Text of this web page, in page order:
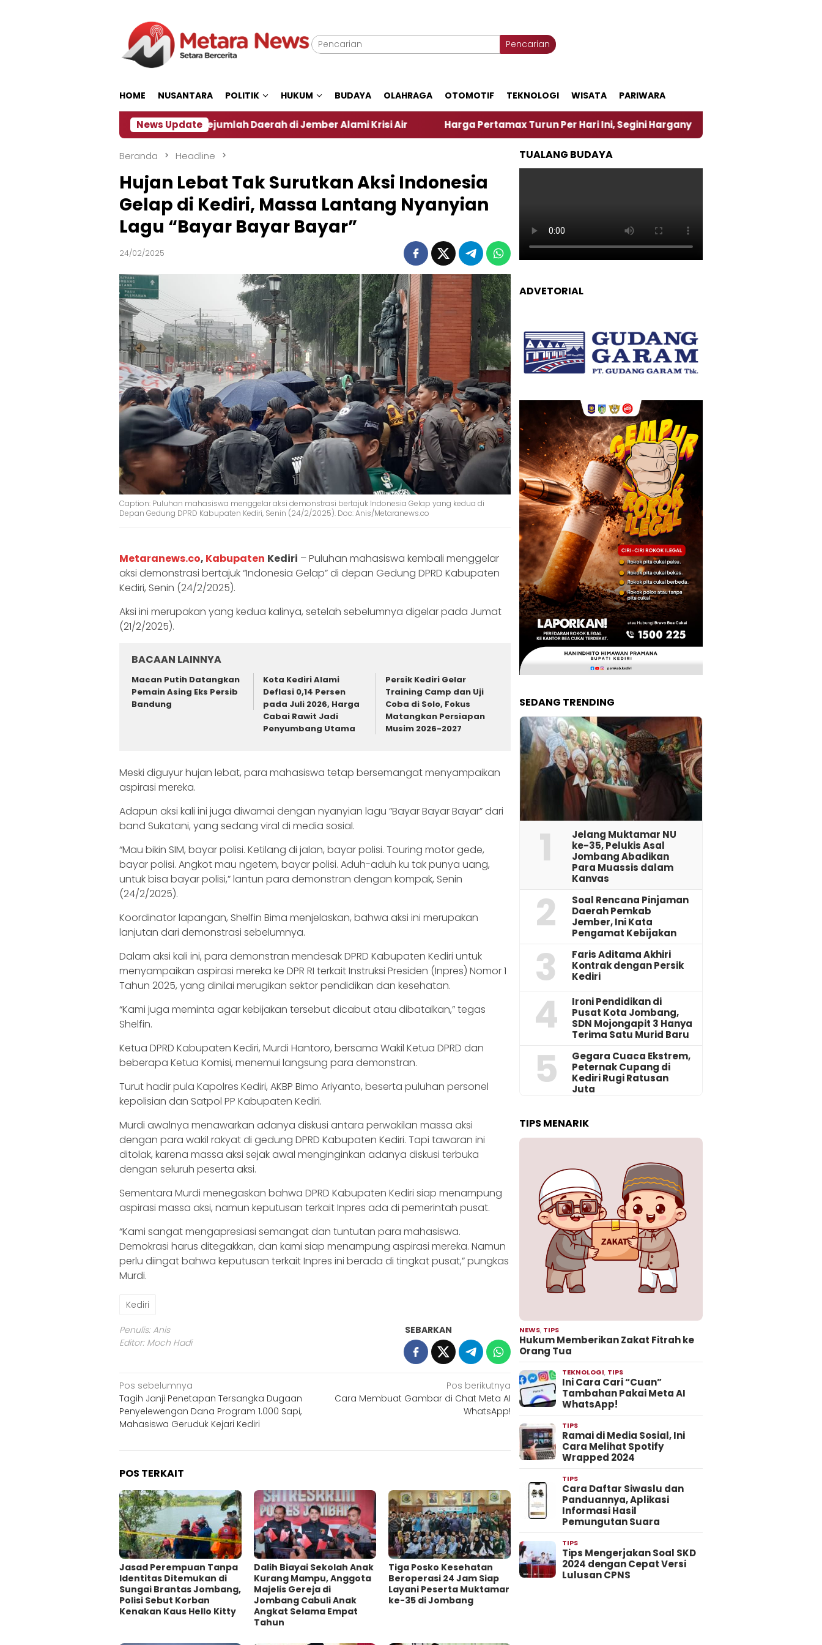
Pencarian
HOME NUSANTARA POLITIK HUKUM BUDAYA OLAHRAGA OTOMOTIF TEKNOLOGI WISATA PARIWARA
News Update
Dampak El Nino, Sejumlah Daerah di Jember Alami Krisi Air Harga Pertamax Turun Per Hari Ini, Segini Harganya ‎Nasirun Maestro Lukis
Beranda Headline
Hujan Lebat Tak Surutkan Aksi Indonesia
Gelap di Kediri, Massa Lantang Nyanyian
Lagu “Bayar Bayar Bayar”
24/02/2025
Caption: Puluhan mahasiswa menggelar aksi demonstrasi bertajuk Indonesia Gelap yang kedua di
Depan Gedung DPRD Kabupaten Kediri, Senin (24/2/2025). Doc: Anis/Metaranews.co
Metaranews.co, Kabupaten Kediri – Puluhan mahasiswa kembali menggelar
aksi demonstrasi bertajuk “Indonesia Gelap” di depan Gedung DPRD Kabupaten
Kediri, Senin (24/2/2025).
Aksi ini merupakan yang kedua kalinya, setelah sebelumnya digelar pada Jumat
(21/2/2025).
BACAAN LAINNYA
Macan Putih Datangkan
Pemain Asing Eks Persib
Bandung
Kota Kediri Alami
Deflasi 0,14 Persen
pada Juli 2026, Harga
Cabai Rawit Jadi
Penyumbang Utama
Persik Kediri Gelar
Training Camp dan Uji
Coba di Solo, Fokus
Matangkan Persiapan
Musim 2026-2027
Meski diguyur hujan lebat, para mahasiswa tetap bersemangat menyampaikan
aspirasi mereka.
Adapun aksi kali ini juga diwarnai dengan nyanyian lagu “Bayar Bayar Bayar” dari
band Sukatani, yang sedang viral di media sosial.
“Mau bikin SIM, bayar polisi. Ketilang di jalan, bayar polisi. Touring motor gede,
bayar polisi. Angkot mau ngetem, bayar polisi. Aduh-aduh ku tak punya uang,
untuk bisa bayar polisi,” lantun para demonstran dengan kompak, Senin
(24/2/2025).
Koordinator lapangan, Shelfin Bima menjelaskan, bahwa aksi ini merupakan
lanjutan dari demonstrasi sebelumnya.
Dalam aksi kali ini, para demonstran mendesak DPRD Kabupaten Kediri untuk
menyampaikan aspirasi mereka ke DPR RI terkait Instruksi Presiden (Inpres) Nomor 1
Tahun 2025, yang dinilai merugikan sektor pendidikan dan kesehatan.
“Kami juga meminta agar kebijakan tersebut dicabut atau dibatalkan,” tegas
Shelfin.
Ketua DPRD Kabupaten Kediri, Murdi Hantoro, bersama Wakil Ketua DPRD dan
beberapa Ketua Komisi, menemui langsung para demonstran.
Turut hadir pula Kapolres Kediri, AKBP Bimo Ariyanto, beserta puluhan personel
kepolisian dan Satpol PP Kabupaten Kediri.
Murdi awalnya menawarkan adanya diskusi antara perwakilan massa aksi
dengan para wakil rakyat di gedung DPRD Kabupaten Kediri. Tapi tawaran ini
ditolak, karena massa aksi sejak awal menginginkan adanya diskusi terbuka
dengan seluruh peserta aksi.
Sementara Murdi menegaskan bahwa DPRD Kabupaten Kediri siap menampung
aspirasi massa aksi, namun keputusan terkait Inpres ada di pemerintah pusat.
“Kami sangat mengapresiasi semangat dan tuntutan para mahasiswa.
Demokrasi harus ditegakkan, dan kami siap menampung aspirasi mereka. Namun
perlu diingat bahwa keputusan terkait Inpres ini berada di tingkat pusat,” pungkas
Murdi.
Kediri
Penulis: Anis
Editor: Moch Hadi
SEBARKAN
Navigasi
pos
Pos sebelumnya
Tagih Janji Penetapan Tersangka Dugaan
Penyelewengan Dana Program 1.000 Sapi,
Mahasiswa Geruduk Kejari Kediri
Pos berikutnya
Cara Membuat Gambar di Chat Meta AI
WhatsApp!
POS TERKAIT
Jasad Perempuan Tanpa
Identitas Ditemukan di
Sungai Brantas Jombang,
Polisi Sebut Korban
Kenakan Kaus Hello Kitty
Dalih Biayai Sekolah Anak
Kurang Mampu, Anggota
Majelis Gereja di
Jombang Cabuli Anak
Angkat Selama Empat
Tahun
Tiga Posko Kesehatan
Beroperasi 24 Jam Siap
Layani Peserta Muktamar
ke-35 di Jombang
TUALANG BUDAYA
ADVETORIAL
SEDANG TRENDING
1
Jelang Muktamar NU
ke-35, Pelukis Asal
Jombang Abadikan
Para Muassis dalam
Kanvas
2
‎Soal Rencana Pinjaman
Daerah Pemkab
Jember, Ini Kata
Pengamat Kebijakan ‎
3
Faris Aditama Akhiri
Kontrak dengan Persik
Kediri
4
Ironi Pendidikan di
Pusat Kota Jombang,
SDN Mojongapit 3 Hanya
Terima Satu Murid Baru
5
‎Gegara Cuaca Ekstrem,
Peternak Cupang di
Kediri Rugi Ratusan
Juta
TIPS MENARIK
NEWS, TIPS
Hukum Memberikan Zakat Fitrah ke
Orang Tua
TEKNOLOGI, TIPS
Ini Cara Cari “Cuan”
Tambahan Pakai Meta AI
WhatsApp!
TIPS
Ramai di Media Sosial, Ini
Cara Melihat Spotify
Wrapped 2024
TIPS
Cara Daftar Siwaslu dan
Panduannya, Aplikasi
Informasi Hasil
Pemungutan Suara
TIPS
Tips Mengerjakan Soal SKD
2024 dengan Cepat Versi
Lulusan CPNS